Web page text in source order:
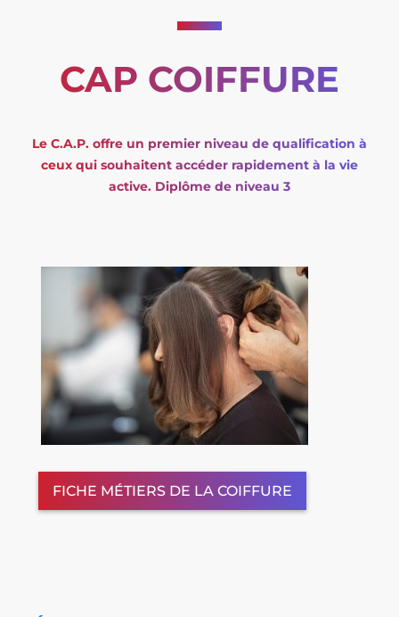
CAP COIFFURE
Le C.A.P. offre un premier niveau de qualification à
ceux qui souhaitent accéder rapidement à la vie
active. Diplôme de niveau 3
FICHE MÉTIERS DE LA COIFFURE